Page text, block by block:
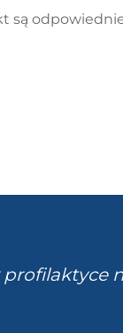
są